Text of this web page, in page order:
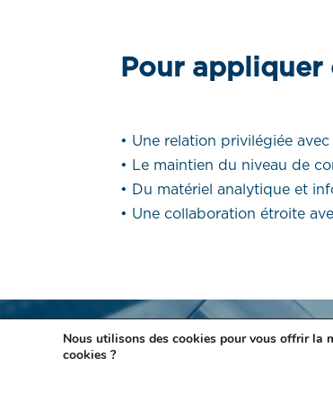
Pour
• Une relation privilégiée
• Le maintien du niveau de
• Du matériel analytique et
• Une collaboration étroite
Contact
Nous utilisons des cookies pour vous offrir la
cookies ?